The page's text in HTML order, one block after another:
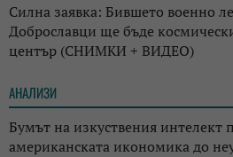
Силна заявка: Бившето военно
Доброславци ще бъде
център (СНИМКИ + ВИДЕО)
АНАЛИЗИ
Бумът на изкуствения интелект
американската икономика до